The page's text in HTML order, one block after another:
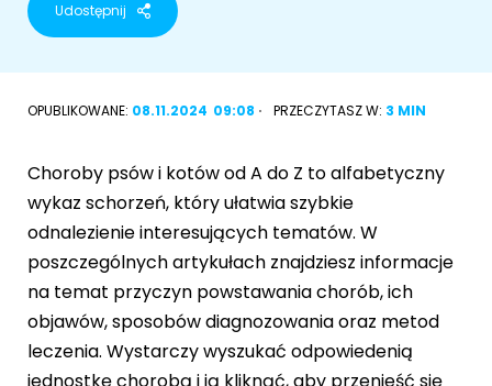
RASY PSÓW
Sznaucer miniaturowy
Golden retriever
Buldog francuski
Owczarek niemiecki
Kot perski
Kot rosyjski niebieski
Udostępnij
OPUBLIKOWANE: 08.11.2024 09:08 PRZECZYTASZ W: 3 MIN
Choroby psów i kotów od A do Z to alfabetyczny
wykaz schorzeń, który ułatwia szybkie
odnalezienie interesujących tematów. W
poszczególnych artykułach znajdziesz informacje
na temat przyczyn powstawania chorób, ich
objawów, sposobów diagnozowania oraz metod
leczenia. Wystarczy wyszukać odpowiedenią